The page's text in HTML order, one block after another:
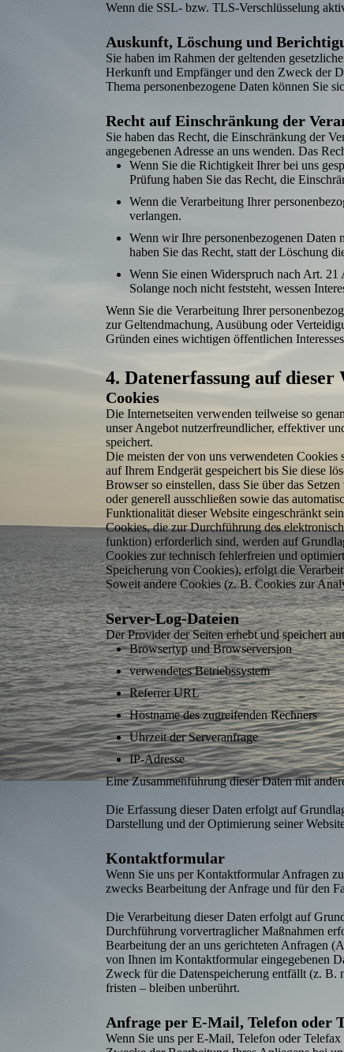
Wenn die SSL- bzw. TLS-Verschlüsselung
Auskunft, Löschung und
Sie haben im Rahmen der geltenden
Herkunft und Empfänger und den Zweck der
Thema personenbezogene Daten können Sie
Recht auf Einschränkung der
Sie haben das Recht, die Einschränkung der
angegebenen Adresse an uns wenden. Das
Wenn Sie die Richtigkeit Ihrer bei uns
Prüfung haben Sie das Recht, die
Wenn die Verarbei­tung Ihrer
verlangen.
Wenn wir Ihre personen­bezogenen Daten
haben Sie das Recht, statt der Löschung
Wenn Sie einen Widerspruch nach Art.
Solange noch nicht feststeht, wessen
Wenn Sie die Verarbei­tung Ihrer
zur Geltendmachung, Ausübung oder
Gründen eines wichtigen öffentlichen
4. Daten­erfassung auf dieser
Cookies
Die Internetseiten verwenden teilweise so
unser Angebot nutzer­freund­licher, effektiver
speichert.
Die meisten der von uns verwendeten Cookies
auf Ihrem Endgerät gespeichert bis Sie diese
Browser so einstellen, dass Sie über das
oder generell ausschließen sowie das
Funktionalität dieser Website eingeschränkt
Cookies, die zur Durchführung des
funktion) erforderlich sind, werden auf
Cookies zur technisch fehlerfreien und
Speicherung von Cookies), erfolgt die
Soweit andere Cookies (z. B. Cookies zur
Server-Log-Dateien
Der Provider der Seiten erhebt und speichert
Browsertyp und Browserversion
verwendetes Betriebs­system
Referrer URL
Hostname des zugreifenden Rechners
Uhrzeit der Server­anfrage
IP-Adresse
Eine Zusammen­führung dieser Daten mit
Die Erfassung dieser Daten erfolgt auf
Darstellung und der Optimierung seiner
Kontaktformular
Wenn Sie uns per Kontakt­formular Anfragen
zwecks Bearbeitung der Anfrage und für den
Die Verarbeitung dieser Daten erfolgt auf
Durch­führung vorvertraglicher Maßnahmen
Bearbeitung der an uns gerichteten Anfragen
von Ihnen im Kontakt­formular eingegebenen
Zweck für die Datenspeicherung entfällt (z. B.
fristen – bleiben unberührt.
Anfrage per E-Mail, Telefon oder
Wenn Sie uns per E-Mail, Telefon oder